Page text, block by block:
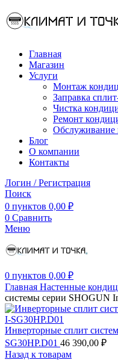
Главная
Магазин
Услуги
Монтаж
Заправка
Чистка
Ремонт
Обслуживание
Блог
О компании
Контакты
Логин / Регистрация
Поиск
0 пунктов 0,00 ₽
0 Сравнить
Меню
0 пунктов 0,00 ₽
Главная Настенные
системы серии SHOGUN
Инверторные сплит
SG30HP.D01 46 390,00 ₽
Назад к товарам